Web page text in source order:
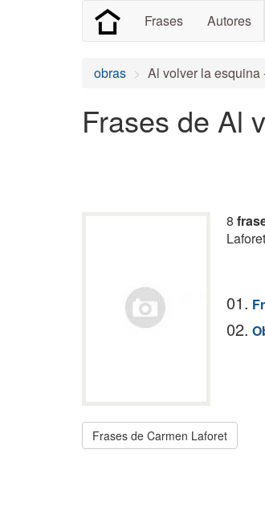
Frases Autores
obras Al volver la esquina
Frases de Al
8
01.
02.
Frases de Carmen Laforet